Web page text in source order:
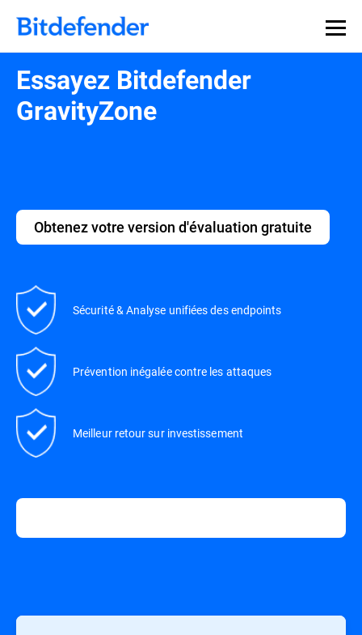
Essayez Bitdefender
GravityZone
Obtenez votre version d'évaluation gratuite
Sécurité & Analyse unifiées des endpoints
Prévention inégalée contre les attaques
Meilleur retour sur investissement